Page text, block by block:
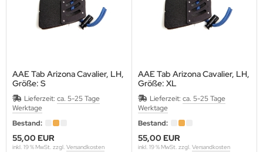
AAE Tab Arizona Cavalier, LH,
Größe: S
Lieferzeit: ca. 5-25 Tage
Werktage
Bestand:
55,00 EUR
inkl. 19 % MwSt. zzgl. Versandkosten
AAE Tab Arizona Cavalier, LH,
Größe: XL
Lieferzeit: ca. 5-25 Tage
Werktage
Bestand:
55,00 EUR
inkl. 19 % MwSt. zzgl. Versandkosten
SCHIEßSCHEIBEN
CHANCE ARCHERY
SAVER